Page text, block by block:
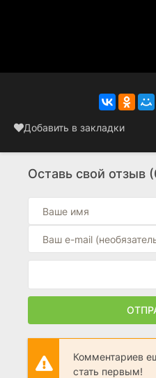
Добавить в закладки
Оставь свой отзыв
Комментариев
стать первым!